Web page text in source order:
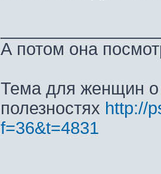
А потом она
Тема для женщин о
полезностях http://
f=36&t=4831